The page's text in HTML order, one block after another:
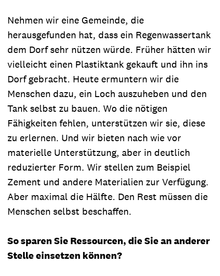
Nehmen wir eine Gemeinde, die
herausgefunden hat, dass ein Regenwassertank
dem Dorf sehr nützen würde. Früher hätten wir
vielleicht einen Plastiktank gekauft und ihn ins
Dorf gebracht. Heute ermuntern wir die
Menschen dazu, ein Loch auszuheben und den
Tank selbst zu bauen. Wo die nötigen
Fähigkeiten fehlen, unterstützen wir sie, diese
zu erlernen. Und wir bieten nach wie vor
materielle Unterstützung, aber in deutlich
reduzierter Form. Wir stellen zum Beispiel
Zement und andere Materialien zur Verfü­gung.
Aber maximal die Hälfte. Den Rest müssen die
Men­schen selbst beschaffen.
So sparen Sie Ressourcen, die Sie an anderer
Stelle einsetzen können?